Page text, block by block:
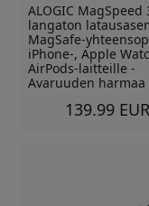
ALOGIC MagSpeed
langaton
MagSafe-
iPhone-, Apple
AirPods-laitteille -
Avaruuden harmaa
139.99 EUR